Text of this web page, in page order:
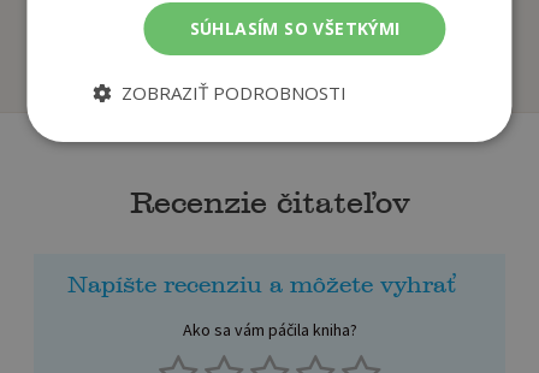
Gradvall Jan La Mure Pierre
Na sklade
Recenzie čitateľov
Napíšte recenziu a môžete vyhrať
Ako sa vám páčila kniha?
SÚHLASÍM SO VŠETKÝMI
ZOBRAZIŤ PODROBNOSTI